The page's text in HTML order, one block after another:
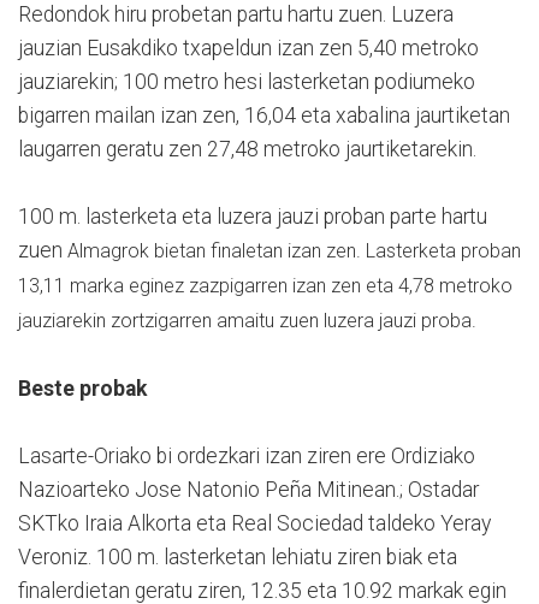
Redondok hiru probetan partu hartu zuen. Luzera
jauzian Eusakdiko txapeldun izan zen 5,40 metroko
jauziarekin; 100 metro hesi lasterketan podiumeko
bigarren mailan izan zen, 16,04 eta xabalina jaurtiketan
laugarren geratu zen 27,48 metroko jaurtiketarekin.
100 m. lasterketa eta luzera jauzi proban parte hartu
zuen Almagrok bietan finaletan izan zen. Lasterketa proban
13,11 marka eginez zazpigarren izan zen eta 4,78 metroko
jauziarekin zortzigarren amaitu zuen luzera jauzi proba.
Beste probak
Lasarte-Oriako bi ordezkari izan ziren ere Ordiziako
Nazioarteko Jose Natonio Peña Mitinean.; Ostadar
SKTko Iraia Alkorta eta Real Sociedad taldeko Yeray
Veroniz. 100 m. lasterketan lehiatu ziren biak eta
finalerdietan geratu ziren, 12.35 eta 10.92 markak egin